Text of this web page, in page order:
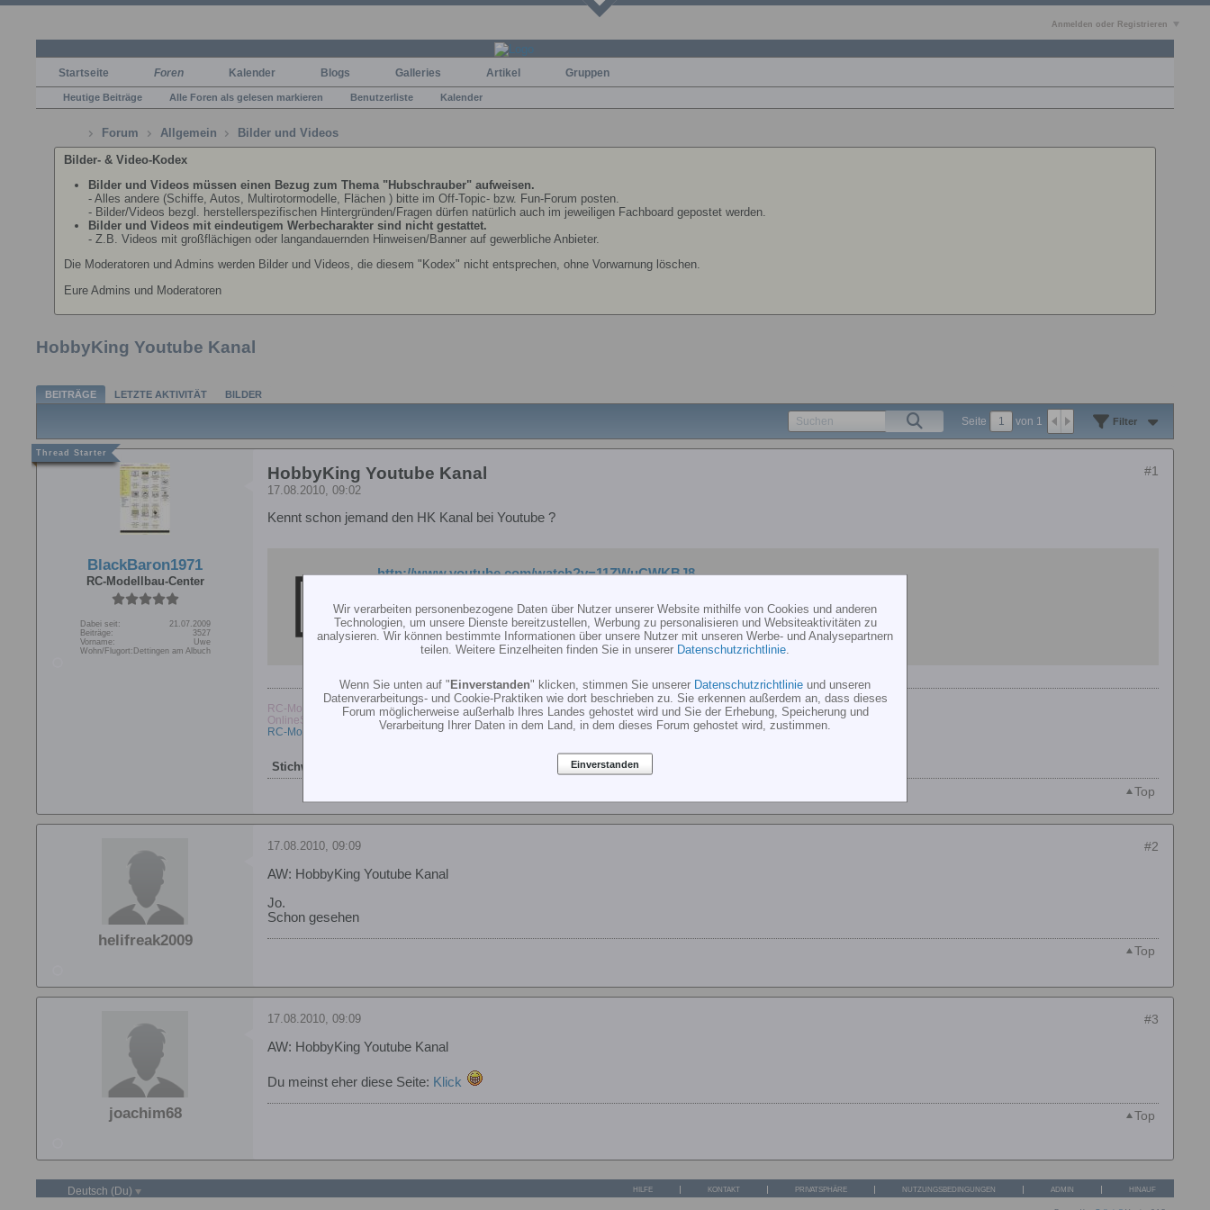
Anmelden oder Registrieren
Startseite Foren Kalender Blogs Galleries Artikel Gruppen
Heutige Beiträge Alle Foren als gelesen markieren Benutzerliste Kalender
Forum Allgemein
Bilder und Videos
Bilder- & Video-Kodex
Bilder und Videos müssen einen Bezug zum Thema "Hubschrauber" aufweisen.
- Alles andere (Schiffe, Autos, Multirotormodelle, Flächen ) bitte im Off-Topic- bzw. Fun-Forum posten.
- Bilder/Videos bezgl. herstellerspezifischen Hintergründen/Fragen dürfen natürlich auch im jeweiligen Fachboard gepostet werden.
Bilder und Videos mit eindeutigem Werbecharakter sind nicht gestattet.
- Z.B. Videos mit großflächigen oder langandauernden Hinweisen/Banner auf gewerbliche Anbieter.
Die Moderatoren und Admins werden Bilder und Videos, die diesem "Kodex" nicht entsprechen, ohne Vorwarnung löschen.
Eure Admins und Moderatoren
HobbyKing Youtube Kanal
BEITRÄGE LETZTE AKTIVITÄT BILDER
Seite von 1 Filter
BlackBaron1971
RC-Modellbau-Center
Dabei seit:
21.07.2009
Beiträge:
3527
Vorname:
Uwe
Wohn/Flugort: Dettingen am Albuch
#1
HobbyKing Youtube Kanal
17.08.2010, 09:02
Kennt schon jemand den HK Kanal bei Youtube ?
http://www.youtube.com/watch?v=11ZWuCWKBJ8
RC-Modellbau-Center
OnlineShop
RC-Modellbau-Center
Stichworte:
Top
helifreak2009
#2
17.08.2010, 09:09
AW: HobbyKing Youtube Kanal
Jo.
Schon gesehen
Top
joachim68
#3
17.08.2010, 09:09
AW: HobbyKing Youtube Kanal
Du meinst eher diese Seite: Klick
Top
Deutsch (Du) HILFE KONTAKT PRIVATSPHÄRE NUTZUNGSBEDINGUNGEN ADMIN HINAUF
Wir verarbeiten personenbezogene Daten über Nutzer unserer Website mithilfe von Cookies und anderen
Technologien, um unsere Dienste bereitzustellen, Werbung zu personalisieren und Websiteaktivitäten zu
analysieren. Wir können bestimmte Informationen über unsere Nutzer mit unseren Werbe- und Analysepartnern
teilen. Weitere Einzelheiten finden Sie in unserer Datenschutzrichtlinie
Wenn Sie unten auf "Einverstanden" klicken, stimmen Sie unserer Datenschutzrichtlinie und unseren
Datenverarbeitungs- und Cookie-Praktiken wie dort beschrieben zu. Sie erkennen außerdem an, dass dieses
Forum möglicherweise außerhalb Ihres Landes gehostet wird und Sie der Erhebung, Speicherung und
Verarbeitung Ihrer Daten in dem Land, in dem dieses Forum gehostet wird, zustimmen.
Einverstanden